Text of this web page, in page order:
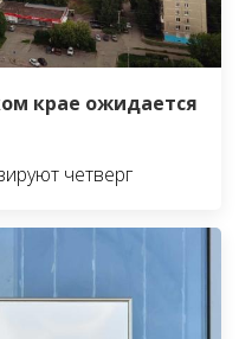
крае ожидается
четверг